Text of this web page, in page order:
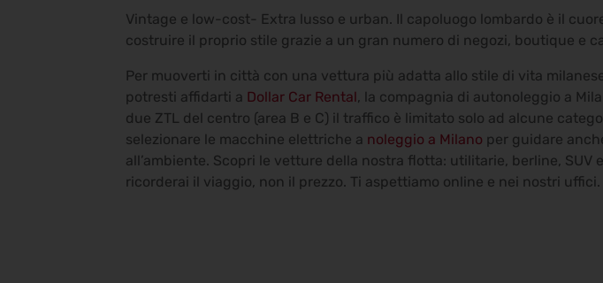
Vintage e low-cost- Extra lusso e urban. Il capoluogo lombardo è il
costruire il proprio stile grazie a un gran numero di negozi, boutique e
Per muoverti in città con una vettura più adatta allo stile di vita
potresti affidarti a Dollar Car Rental, la compagnia di autonoleggio a
due ZTL del centro (area B e C) il traffico è limitato solo ad alcune
selezionare le macchine elettriche a noleggio a Milano per guidare
all’ambiente. Scopri le vetture della nostra flotta: utilitarie, berline,
ricorderai il viaggio, non il prezzo. Ti aspettiamo online e nei nostri uffici.